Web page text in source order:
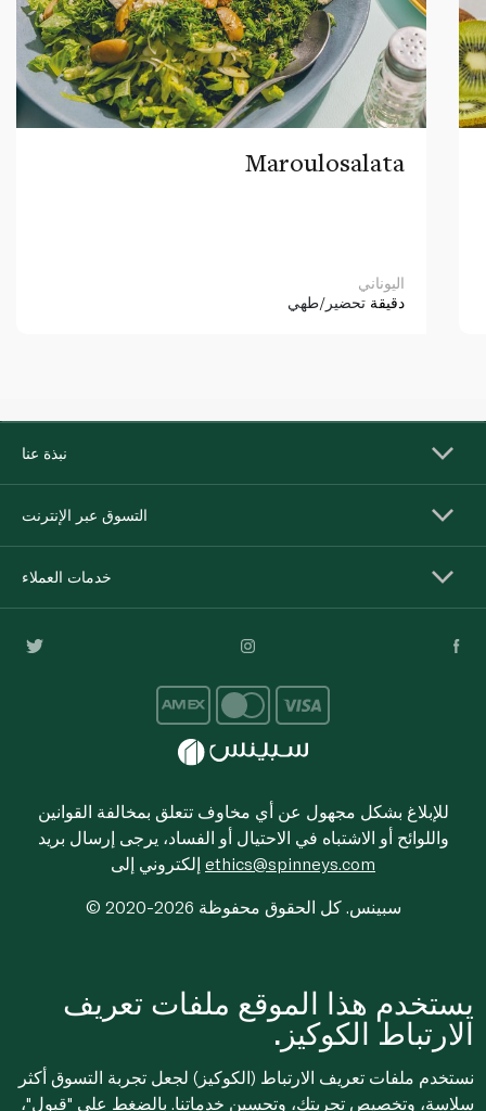
Maroulosalata
اليوناني
دقيقة تحضير/طهي
نبذة عنا
التسوق عبر الإنترنت
خدمات العملاء
للإبلاغ بشكل مجهول عن أي مخاوف تتعلق بمخالفة القوانين
واللوائح أو الاشتباه في الاحتيال أو الفساد، يرجى إرسال بريد
ethics@spinneys.com
© 2020-2026 سبينس. كل الحقوق محفوظة
يستخدم هذا الموقع ملفات تعريف
الارتباط الكوكيز.
نستخدم ملفات تعريف الارتباط (الكوكيز) لجعل تجربة التسوق أكثر
سلاسة، وتخصيص تجربتك، وتحسين خدماتنا. بالضغط على "قبول"،